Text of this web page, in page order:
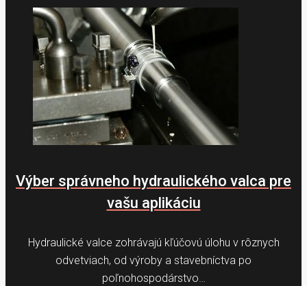
Výber správneho hydraulického valca pre
vašu aplikáciu
Hydraulické valce zohrávajú kľúčovú úlohu v rôznych
odvetviach, od výroby a stavebníctva po
poľnohospodárstvo…